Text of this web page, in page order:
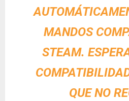
MANDOS
STEAM.
QUE NO